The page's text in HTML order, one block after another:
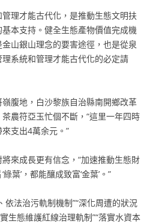
理才能古代化，是推動生態文明扶
本支持。健全生態產物價值完成機
山銀山理念的要害途徑，也是從泉
系統和管理才能古代化的必定請
腹地，白沙黎族自治縣南開鄉改革
農符亞玉忙個不斷，“這里一年四時
支出4萬余元。”
來成長更有信念，“加速推動生態財
葉’，都能釀成致富‘金葉’。”
依法治污軌制機制”“深化周遭的狀況
生態維護紅線治理軌制”“落實水資本